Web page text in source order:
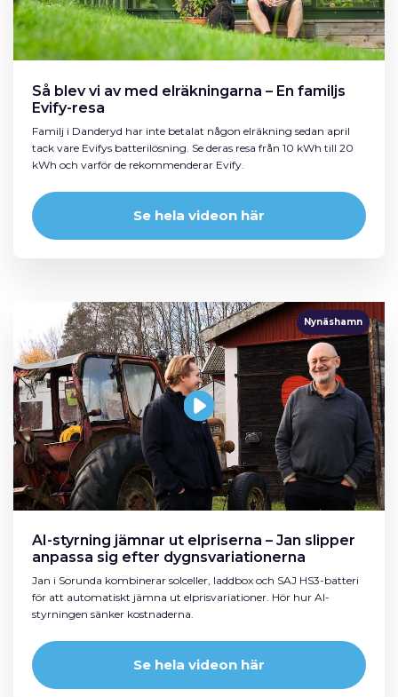
Så blev vi av med elräkningarna – En familjs
Evify-resa
Familj i Danderyd har inte betalat någon elräkning sedan april
tack vare Evifys batterilösning. Se deras resa från 10 kWh till 20
kWh och varför de rekommenderar Evify.
Se hela videon här
Nynäshamn
AI-styrning jämnar ut elpriserna – Jan slipper
anpassa sig efter dygnsvariationerna
Jan i Sorunda kombinerar solceller, laddbox och SAJ HS3-batteri
för att automatiskt jämna ut elprisvariationer. Hör hur AI-
styrningen sänker kostnaderna.
Se hela videon här